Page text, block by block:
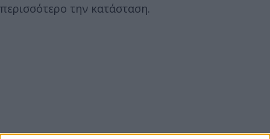
περισσότερο την κατάσταση.